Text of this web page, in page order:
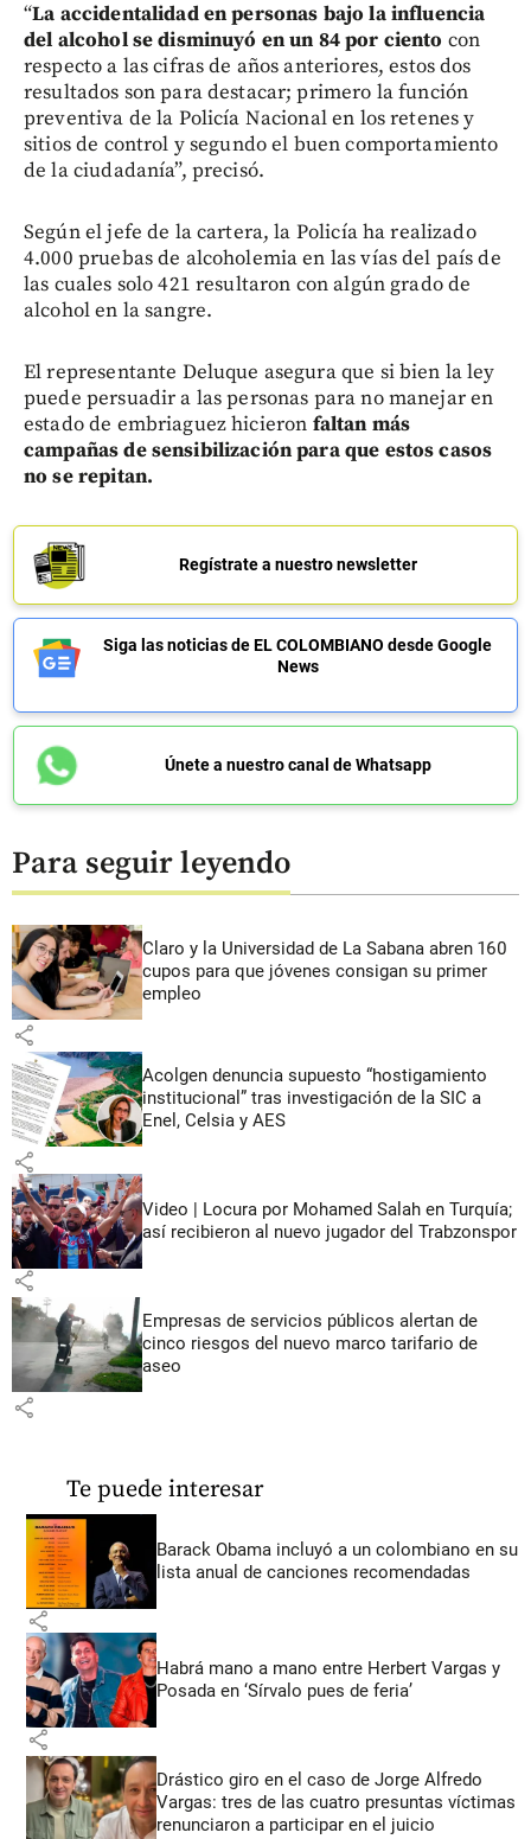
“La accidentalidad en personas bajo la influencia
del alcohol se disminuyó en un 84 por ciento con
respecto a las cifras de años anteriores, estos dos
resultados son para destacar; primero la función
preventiva de la Policía Nacional en los retenes y
sitios de control y segundo el buen comportamiento
de la ciudadanía”, precisó.
Según el jefe de la cartera, la Policía ha realizado
4.000 pruebas de alcoholemia en las vías del país de
las cuales solo 421 resultaron con algún grado de
alcohol en la sangre.
El representante Deluque asegura que si bien la ley
puede persuadir a las personas para no manejar en
estado de embriaguez hicieron faltan más
campañas de sensibilización para que estos casos
no se repitan.
Regístrate a nuestro newsletter
Siga las noticias de EL COLOMBIANO desde Google
News
Únete a nuestro canal de Whatsapp
Para seguir leyendo
Claro y la Universidad de La Sabana abren 160
cupos para que jóvenes consigan su primer
empleo
share
Acolgen denuncia supuesto “hostigamiento
institucional” tras investigación de la SIC a
Enel, Celsia y AES
share
Video | Locura por Mohamed Salah en Turquía;
así recibieron al nuevo jugador del Trabzonspor
share
Empresas de servicios públicos alertan de
cinco riesgos del nuevo marco tarifario de
aseo
share
Te puede interesar
Barack Obama incluyó a un colombiano en su
lista anual de canciones recomendadas
share
Habrá mano a mano entre Herbert Vargas y
Posada en ‘Sírvalo pues de feria’
share
Drástico giro en el caso de Jorge Alfredo
Vargas: tres de las cuatro presuntas víctimas
renunciaron a participar en el juicio